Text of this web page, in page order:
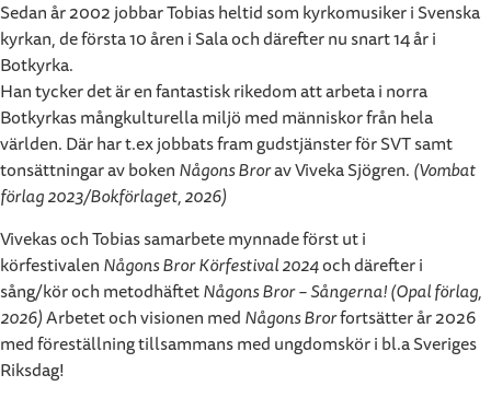
Sedan år 2002 jobbar Tobias heltid som kyrkomusiker i Svenska
kyrkan, de första 10 åren i Sala och därefter nu snart 14 år i
Botkyrka.
Han tycker det är en fantastisk rikedom att arbeta i norra
Botkyrkas mångkulturella miljö med människor från hela
världen. Där har t.ex jobbats fram gudstjänster för SVT samt
tonsättningar av boken Någons Brorav Viveka Sjögren. (Vombat
förlag 2023/Bokförlaget, 2026)
Vivekas och Tobias samarbete mynnade först ut i
körfestivalen Någons Bror Körfestival2024och därefter i
sång/kör och metodhäftetNågons Bror – Sångerna! (Opal förlag,
2026)Arbetet och visionen med Någons Brorfortsätter år 2026
med föreställning tillsammans med ungdomskör i bl.a Sveriges
Riksdag!